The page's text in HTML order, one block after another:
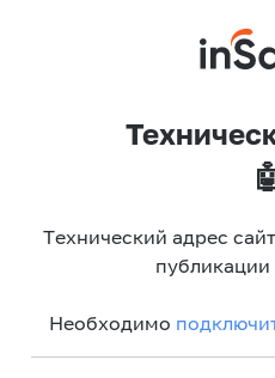
Технический адрес
Необходимо